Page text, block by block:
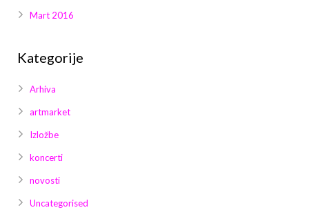
Mart 2016
Kategorije
Arhiva
artmarket
Izložbe
koncerti
novosti
Uncategorised